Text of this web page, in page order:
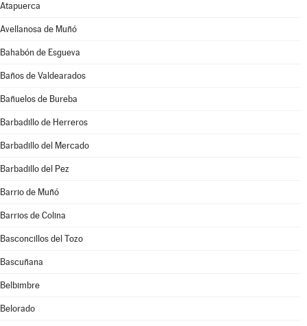
Atapuerca
Avellanosa de Muñó
Bahabón de Esgueva
Baños de Valdearados
Bañuelos de Bureba
Barbadillo de Herreros
Barbadillo del Mercado
Barbadillo del Pez
Barrio de Muñó
Barrios de Colina
Basconcillos del Tozo
Bascuñana
Belbimbre
Belorado